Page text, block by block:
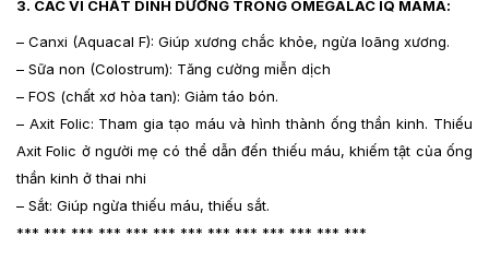
3. CÁC VI CHẤT DINH DƯỠNG TRONG OMEGALAC IQ MAMA:
– Canxi (Aquacal F): Giúp xương chắc khỏe, ngừa loãng xương.
– Sữa non (Colostrum): Tăng cường miễn dịch
– FOS (chất xơ hòa tan): Giảm táo bón.
– Axit Folic: Tham gia tạo máu và hình thành ống thần kinh. Thiếu
Axit Folic ở người mẹ có thể dẫn đến thiếu máu, khiếm tật của ống
thần kinh ở thai nhi
– Sắt: Giúp ngừa thiếu máu, thiếu sắt.
*** *** *** *** *** *** *** *** *** *** *** *** ***